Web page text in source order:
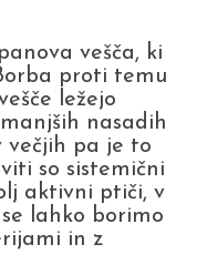
vešča, ki
proti temu
ležejo
nasadih
večjih pa je to
so sistemični
aktivni ptiči, v
lahko borimo
in z